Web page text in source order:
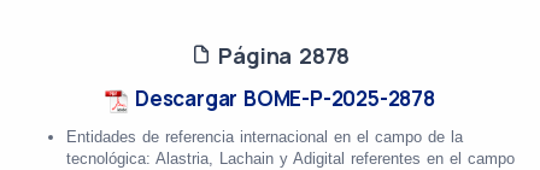
Página 2878
Descargar BOME-P-2025-2878
Entidades de referencia internacional en el campo de la
tecnológica: Alastria, Lachain y Adigital referentes en el campo